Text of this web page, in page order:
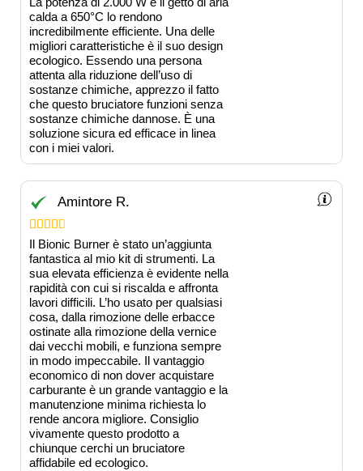
calda a 650°C lo rendono
incredibilmente efficiente. Una delle
migliori caratteristiche è il suo design
ecologico. Essendo una persona
attenta alla riduzione dell’uso di
sostanze chimiche, apprezzo il fatto
che questo bruciatore funzioni senza
sostanze chimiche dannose. È una
soluzione sicura ed efficace in linea
con i miei valori.
Amintore R.
    
Il Bionic Burner è stato un’aggiunta
fantastica al mio kit di strumenti. La
sua elevata efficienza è evidente nella
rapidità con cui si riscalda e affronta
lavori difficili. L’ho usato per qualsiasi
cosa, dalla rimozione delle erbacce
ostinate alla rimozione della vernice
dai vecchi mobili, e funziona sempre
in modo impeccabile. Il vantaggio
economico di non dover acquistare
carburante è un grande vantaggio e la
manutenzione minima richiesta lo
rende ancora migliore. Consiglio
vivamente questo prodotto a
chiunque cerchi un bruciatore
affidabile ed ecologico.